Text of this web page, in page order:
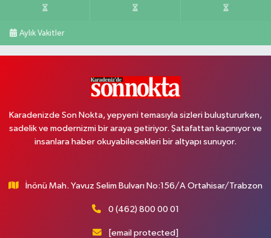
Aylık Vakitler
Karadenizde Son Nokta, yepyeni temasıyla sizleri buluştururken,
sadelik ve modernizmi bir araya getiriyor. Şatafattan kaçınıyor ve
insanlara haber okuyabilecekleri bir altyapı sunuyor.
İnönü Mah. Yavuz Selim Bulvarı No:156/A Ortahisar/Trabzon
0 (462) 800 00 01
[email protected]